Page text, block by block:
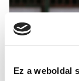
Ez a weboldal